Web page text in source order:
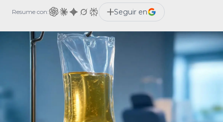
Resume con: Seguir en